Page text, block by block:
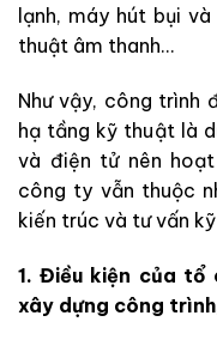
lạnh, máy hút bụi
thuật âm thanh…
Như vậy, công trình
hạ tầng kỹ thuật là
và điện tử nên
công ty vẫn thuộc
kiến trúc và tư vấn
1. Điều kiện của tổ
xây dựng công